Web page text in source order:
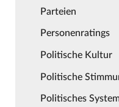
Parteien
Personenratings
Politische Kultur
Politische
Politisches